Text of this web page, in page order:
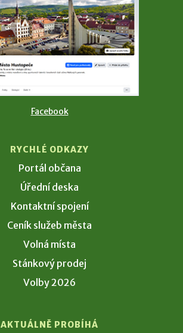
Facebook
RYCHLÉ ODKAZY
Portál občana
Úřední deska
Kontaktní spojení
Ceník služeb města
Volná místa
Stánkový prodej
Volby 2026
AKTUÁLNĚ PROBÍHÁ